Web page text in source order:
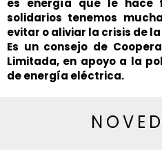
es energía que le hace
solidarios tenemos
evitar o aliviar la crisis de
Es un consejo de
Limitada, en apoyo a la
de energía eléctrica.